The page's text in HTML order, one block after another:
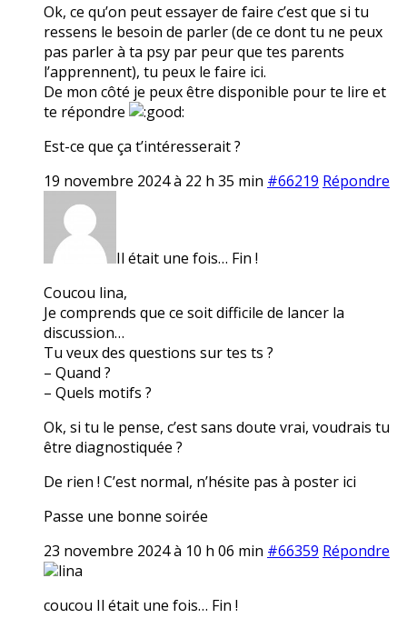
Ok, ce qu’on peut essayer de faire c’est que si tu
ressens le besoin de parler (de ce dont tu ne peux
pas parler à ta psy par peur que tes parents
l’apprennent), tu peux le faire ici.
De mon côté je peux être disponible pour te lire et
te répondre
Est-ce que ça t’intéresserait ?
19 novembre 2024 à 22 h 35 min #66219 Répondre
Il était une fois… Fin !
Coucou lina,
Je comprends que ce soit difficile de lancer la
discussion…
Tu veux des questions sur tes ts ?
– Quand ?
– Quels motifs ?
Ok, si tu le pense, c’est sans doute vrai, voudrais tu
être diagnostiquée ?
De rien ! C’est normal, n’hésite pas à poster ici
Passe une bonne soirée
23 novembre 2024 à 10 h 06 min #66359 Répondre
lina
coucou Il était une fois… Fin !